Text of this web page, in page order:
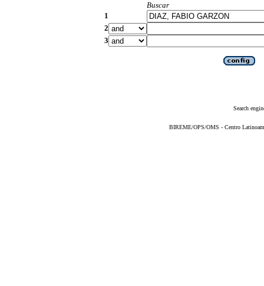
Buscar
1
2
3
Search
BIREME/OPS/OMS - Centro